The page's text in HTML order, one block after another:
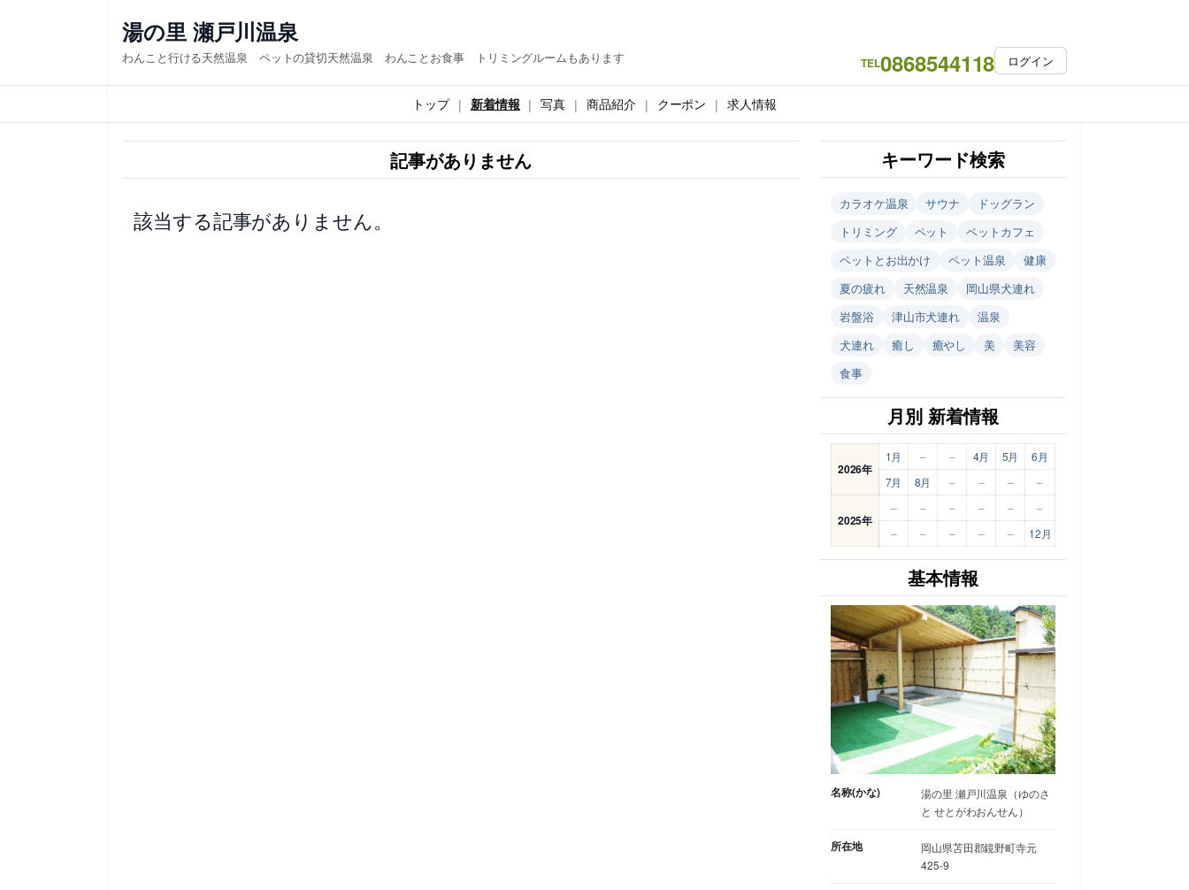
ス
キ
湯の里 瀬戸川温泉
わんこと行ける天然温泉 ペットの貸切天然温泉 わんことお食事 トリミングルームもあります TEL0868544118 ログイン
トップ 新着情報 写真 商品紹介 クーポン 求人情報
記事がありません
該当する記事がありません。
キーワード検索
カラオケ温泉 サウナ
ドッグラン
トリミング
ペット
ペットカフェ
ペットとお出かけ
ペット温泉
健康
夏の疲れ
天然温泉
岡山県犬連れ
岩盤浴
津山市犬連れ
温泉
犬連れ
癒し 癒やし 美
美容
食事
月別 新着情報
2026年
1月 – – 4月 5月
6月
7月
8月 – – – –
2025年
– – – – –
–
–
– – – – 12月
基本情報
名称(かな)
湯の里 瀬戸川温泉（ゆのさ
と せとがわおんせん）
所在地
岡山県苫田郡鏡野町寺元
425-9